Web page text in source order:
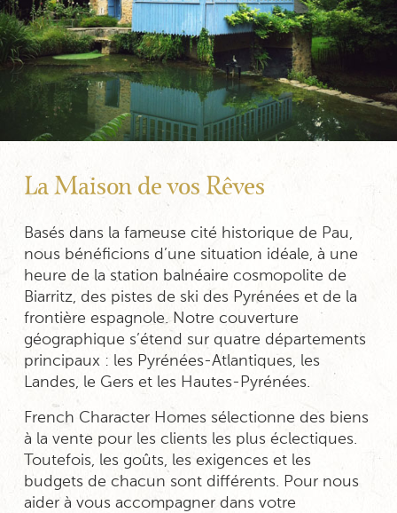
La Maison de vos Rêves
Basés dans la fameuse cité historique de Pau,
nous bénéficions d’une situation idéale, à une
heure de la station balnéaire cosmopolite de
Biarritz, des pistes de ski des Pyrénées et de la
frontière espagnole. Notre couverture
géographique s’étend sur quatre départements
principaux : les Pyrénées-Atlantiques, les
Landes, le Gers et les Hautes-Pyrénées.
French Character Homes sélectionne des biens
à la vente pour les clients les plus éclectiques.
Toutefois, les goûts, les exigences et les
budgets de chacun sont différents. Pour nous
aider à vous accompagner dans votre